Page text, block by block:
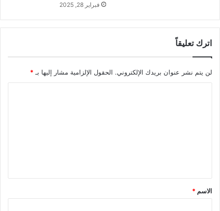
فبراير 28, 2025
اترك تعليقاً
لن يتم نشر عنوان بريدك الإلكتروني. الحقول الإلزامية مشار إليها بـ *
ق
*
الاسم *